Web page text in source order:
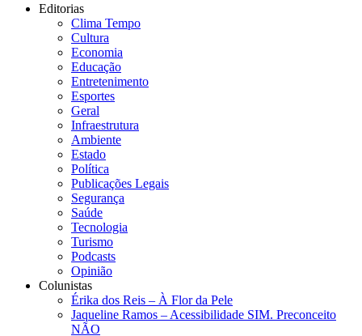
Editorias
Clima Tempo
Cultura
Economia
Educação
Entretenimento
Esportes
Geral
Infraestrutura
Ambiente
Estado
Política
Publicações Legais
Segurança
Saúde
Tecnologia
Turismo
Podcasts
Opinião
Colunistas
Érika dos Reis​ – À Flor da Pele
Jaqueline Ramos – Acessibilidade SIM. Preconceito
NÃO